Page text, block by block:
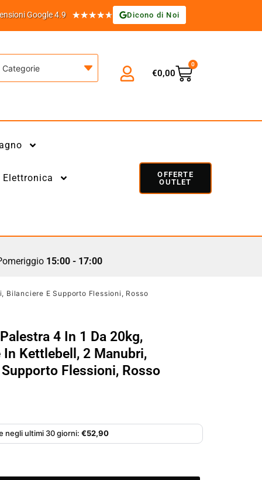
Google 4.9 ★★★★★ Dicono di Noi
Categorie €0,00
0
Elettronica
OFFERTE
OUTLET
15:00 - 17:00
E Supporto Flessioni, Rosso
4 In 1 Da 20kg,
Kettlebell, 2 Manubri,
Supporto Flessioni, Rosso
negli ultimi 30 giorni: €52,90